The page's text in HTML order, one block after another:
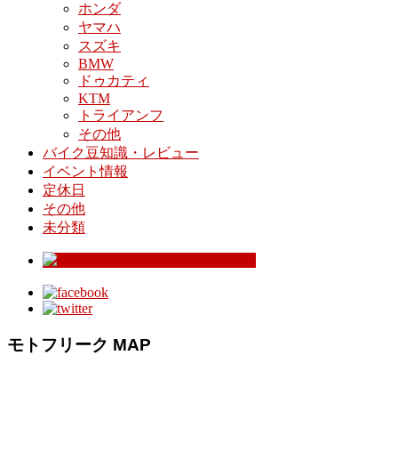
ホンダ
ヤマハ
スズキ
BMW
ドゥカティ
KTM
トライアンフ
その他
バイク豆知識・レビュー
イベント情報
定休日
その他
未分類
モトフリーク MAP